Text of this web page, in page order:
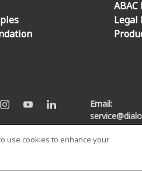
ABAC
Legal
Email:
© Dialog Axiata PLC. All Rights
use cookies to enhance your